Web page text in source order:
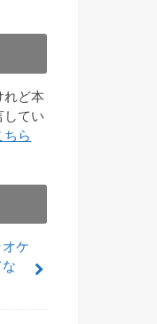
れど本
してい
ちら
オケ